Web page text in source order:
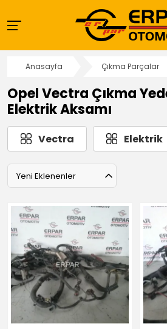
Anasayfa Çıkma Parçalar
Opel Vectra Çıkma
Elektrik Aksamı
Vectra Elektrik
Yeni Eklenenler